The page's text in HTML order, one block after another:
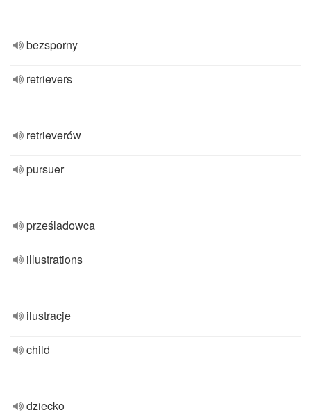
bezsporny
retrievers
retrieverów
pursuer
prześladowca
illustrations
ilustracje
child
dziecko